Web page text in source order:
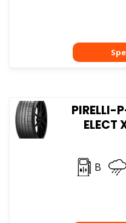
PIRELLI-
ELECT
B